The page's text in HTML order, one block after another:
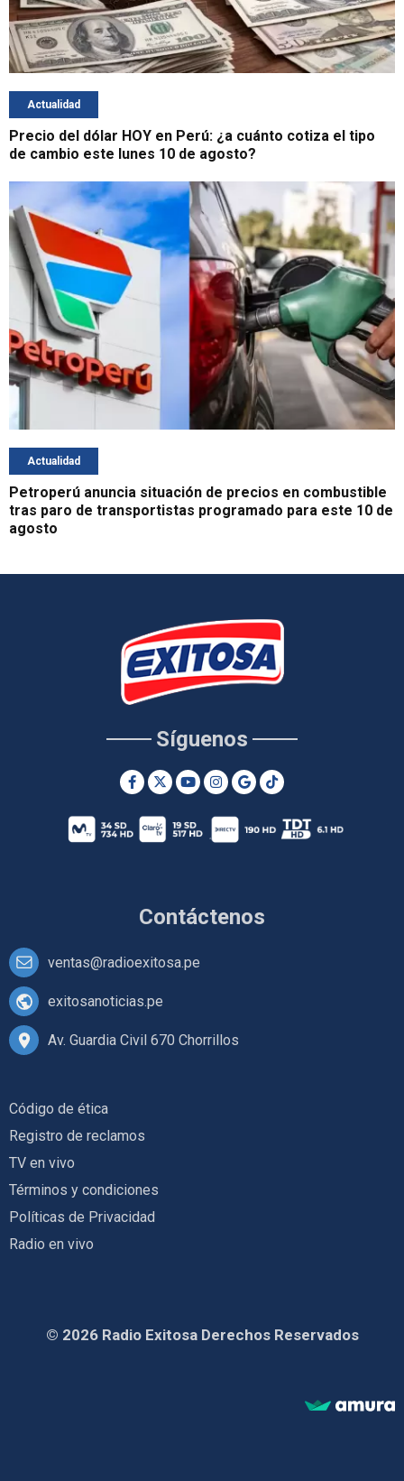
Actualidad
Precio del dólar HOY en Perú: ¿a cuánto cotiza el tipo
de cambio este lunes 10 de agosto?
Actualidad
Petroperú anuncia situación de precios en combustible
tras paro de transportistas programado para este 10 de
agosto
Contáctenos
ventas@radioexitosa.pe
exitosanoticias.pe
Av. Guardia Civil 670 Chorrillos
Síguenos
Código de ética
Registro de reclamos
TV en vivo
Términos y condiciones
Políticas de Privacidad
Radio en vivo
© 2026 Radio Exitosa Derechos Reservados